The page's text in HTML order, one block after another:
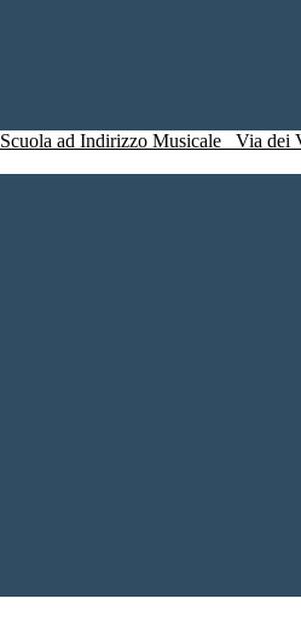
Scuola ad Indirizzo Musicale Via dei